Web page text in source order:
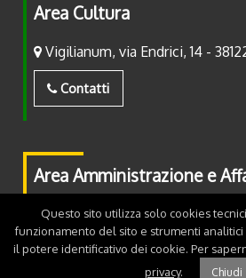
Area Cultura
Vigilianum, via Endrici, 14 -
Contatti
Area Amministrazione e
Piazza Fiera, 2 - 38122 Trento
Contatti
Questo sito utilizza solo cookies
funzionamento del sito e strumenti
il potere identificativo dei cookie. Per
privacy. Chiudi